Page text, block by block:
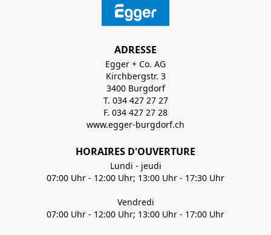
ADRESSE
Egger + Co. AG
Kirchbergstr. 3
3400 Burgdorf
T. 034 427 27 27
F. 034 427 27 28
www.egger-burgdorf.ch
HORAIRES D'OUVERTURE
Lundi - jeudi
07:00 Uhr - 12:00 Uhr; 13:00 Uhr - 17:30 Uhr
Vendredi
07:00 Uhr - 12:00 Uhr; 13:00 Uhr - 17:00 Uhr